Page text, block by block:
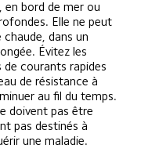
en bord de mer ou
Elle ne peut
dans un
Évitez les
courants rapides
de résistance à
au fil du temps.
doivent pas être
pas destinés à
une maladie.